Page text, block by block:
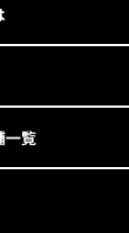
一覧